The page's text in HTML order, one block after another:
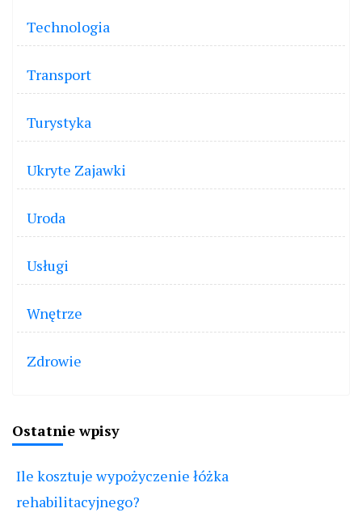
Technologia
Transport
Turystyka
Ukryte Zajawki
Uroda
Usługi
Wnętrze
Zdrowie
Ostatnie wpisy
Ile kosztuje wypożyczenie łóżka
rehabilitacyjnego?